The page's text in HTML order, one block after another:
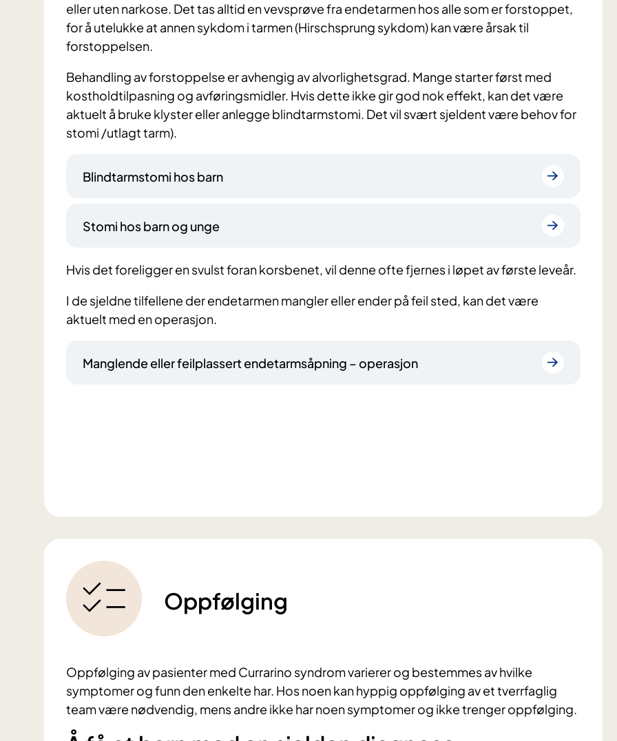
eller uten narkose. Det tas alltid en vevsprøve fra endetarmen hos alle som er forstoppet,
for å utelukke at annen sykdom i tarmen (Hirschsprung sykdom) kan være årsak til
forstoppelsen.
Behandling av forstoppelse er avhengig av alvorlighetsgrad. Mange starter først med
kostholdtilpasning og avføringsmidler. Hvis dette ikke gir god nok effekt, kan det være
aktuelt å bruke klyster eller anlegge blindtarmstomi. Det vil svært sjeldent være behov for
stomi /utlagt tarm).
Blindtarmstomi hos barn
Stomi hos barn og unge
Hvis det foreligger en svulst foran korsbenet, vil denne ofte fjernes i løpet av første leveår.
I de sjeldne tilfellene der endetarmen mangler eller ender på feil sted, kan det være
aktuelt med en operasjon.
Manglende eller feilplassert endetarmsåpning – operasjon
Oppfølging
Oppfølging av pasienter med Currarino syndrom varierer og bestemmes av hvilke
symptomer og funn den enkelte har. Hos noen kan hyppig oppfølging av et tverrfaglig
team være nødvendig, mens andre ikke har noen symptomer og ikke trenger oppfølging.